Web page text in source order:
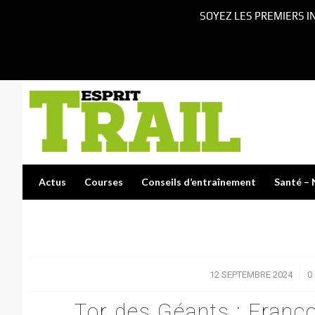
Actus Courses Conseils d’entraînement Santé –
12 SEPTEMBRE 2024
/ 0
SOYEZ LES PREMIERS